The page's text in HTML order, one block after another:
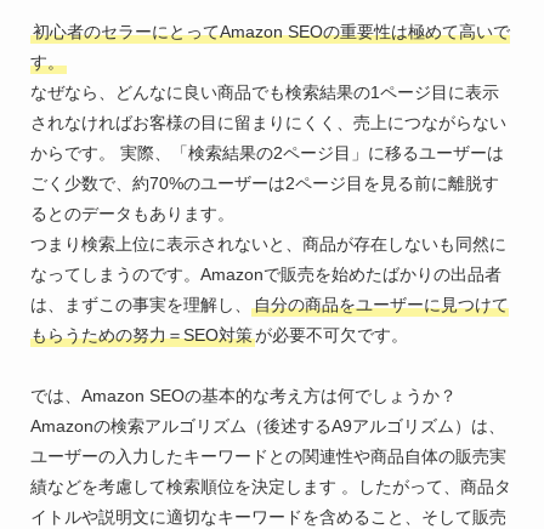
初心者のセラーにとってAmazon SEOの重要性は極めて高いで
す。
なぜなら、どんなに良い商品でも検索結果の1ページ目に表示
されなければお客様の目に留まりにくく、売上につながらない
からです。 実際、「検索結果の2ページ目」に移るユーザーは
ごく少数で、約70%のユーザーは2ページ目を見る前に離脱す
るとのデータもあります。
つまり検索上位に表示されないと、商品が存在しないも同然に
なってしまうのです。Amazonで販売を始めたばかりの出品者
は、まずこの事実を理解し、
自分の商品をユーザーに見つけて
もらうための努力＝SEO対策が必要不可欠です。
では、Amazon SEOの基本的な考え方は何でしょうか？
Amazonの検索アルゴリズム（後述するA9アルゴリズム）は、
ユーザーの入力したキーワードとの関連性や商品自体の販売実
績などを考慮して検索順位を決定します 。したがって、商品タ
イトルや説明文に適切なキーワードを含めること、そして販売